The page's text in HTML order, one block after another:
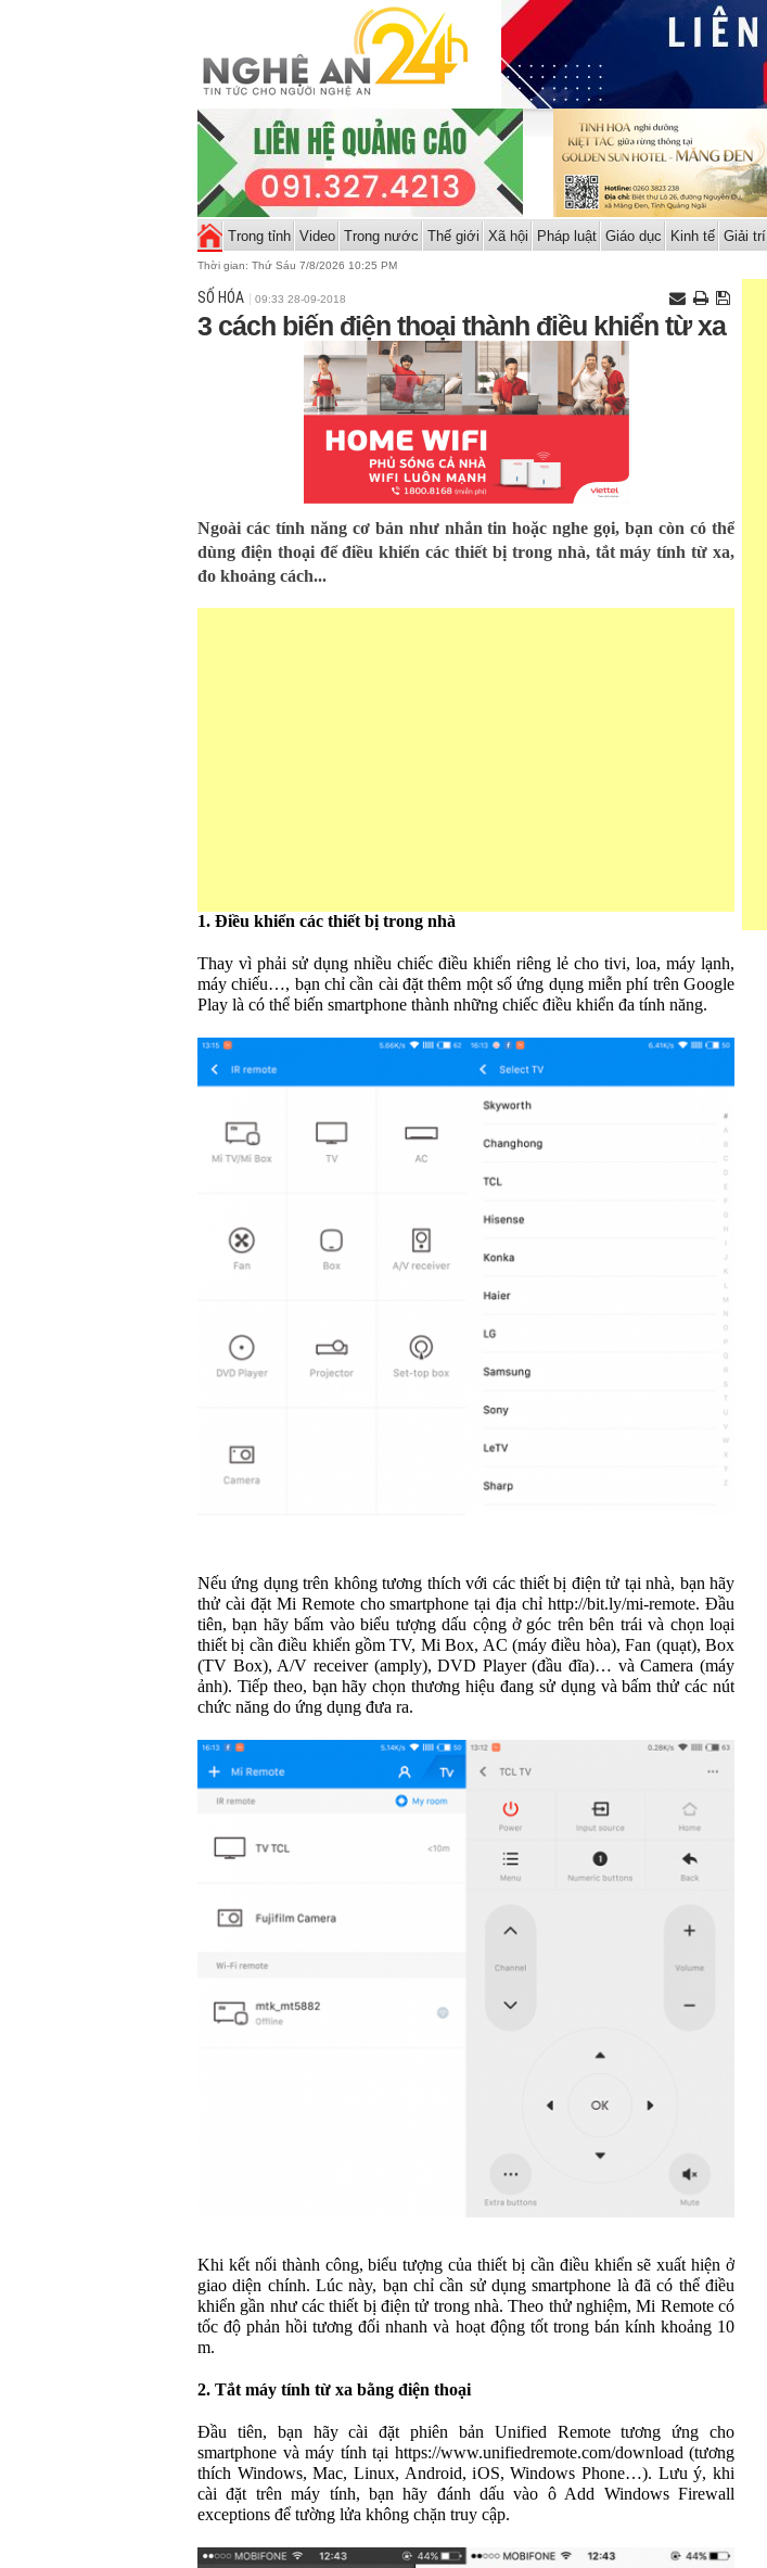
Trong tỉnh Video Trong nước Thế giới Xã hội Pháp luật Giáo dục Kinh tế Giải trí
Thời gian: Thứ Sáu 7/8/2026 10:25 PM
SỐ HÓA 09:33 28-09-2018
3 cách biến điện thoại thành điều khiển từ xa
Ngoài các tính năng cơ bản như nhắn tin hoặc nghe gọi, bạn còn có thể
dùng điện thoại để điều khiển các thiết bị trong nhà, tắt máy tính từ xa,
đo khoảng cách...
1. Điều khiển các thiết bị trong nhà
Thay vì phải sử dụng nhiều chiếc điều khiển riêng lẻ cho tivi, loa, máy lạnh,
máy chiếu…, bạn chỉ cần cài đặt thêm một số ứng dụng miễn phí trên Google
Play là có thể biến smartphone thành những chiếc điều khiển đa tính năng.
Nếu ứng dụng trên không tương thích với các thiết bị điện tử tại nhà, bạn hãy
thử cài đặt Mi Remote cho smartphone tại địa chỉ http://bit.ly/mi-remote. Đầu
tiên, bạn hãy bấm vào biểu tượng dấu cộng ở góc trên bên trái và chọn loại
thiết bị cần điều khiển gồm TV, Mi Box, AC (máy điều hòa), Fan (quạt), Box
(TV Box), A/V receiver (amply), DVD Player (đầu đĩa)… và Camera (máy
ảnh). Tiếp theo, bạn hãy chọn thương hiệu đang sử dụng và bấm thử các nút
chức năng do ứng dụng đưa ra.
Khi kết nối thành công, biểu tượng của thiết bị cần điều khiển sẽ xuất hiện ở
giao diện chính. Lúc này, bạn chỉ cần sử dụng smartphone là đã có thể điều
khiển gần như các thiết bị điện tử trong nhà. Theo thử nghiệm, Mi Remote có
tốc độ phản hồi tương đối nhanh và hoạt động tốt trong bán kính khoảng 10
m.
2. Tắt máy tính từ xa bằng điện thoại
Đầu tiên, bạn hãy cài đặt phiên bản Unified Remote tương ứng cho
smartphone và máy tính tại https://www.unifiedremote.com/download (tương
thích Windows, Mac, Linux, Android, iOS, Windows Phone…). Lưu ý, khi
cài đặt trên máy tính, bạn hãy đánh dấu vào ô Add Windows Firewall
exceptions để tường lửa không chặn truy cập.